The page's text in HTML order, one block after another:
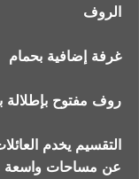
الروف
غرفة إضافية بحمام
روف مفتوح بإطلالة
التقسيم يخدم
عن مساحات واسعة